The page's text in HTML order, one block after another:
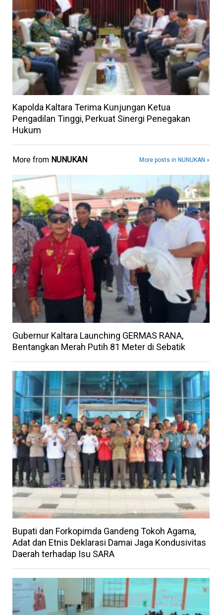
Kapolda Kaltara Terima Kunjungan Ketua
Pengadilan Tinggi, Perkuat Sinergi Penegakan
Hukum
More from NUNUKAN More posts in NUNUKAN »
Gubernur Kaltara Launching GERMAS RANA,
Bentangkan Merah Putih 81 Meter di Sebatik
Bupati dan Forkopimda Gandeng Tokoh Agama,
Adat dan Etnis Deklarasi Damai Jaga Kondusivitas
Daerah terhadap Isu SARA